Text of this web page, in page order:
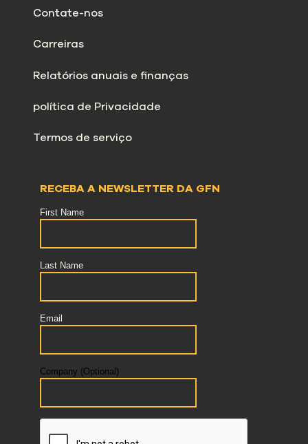
Contate-nos
Carreiras
Relatórios anuais e finanças
política de Privacidade
Termos de serviço
RECEBA A NEWSLETTER DA GFN